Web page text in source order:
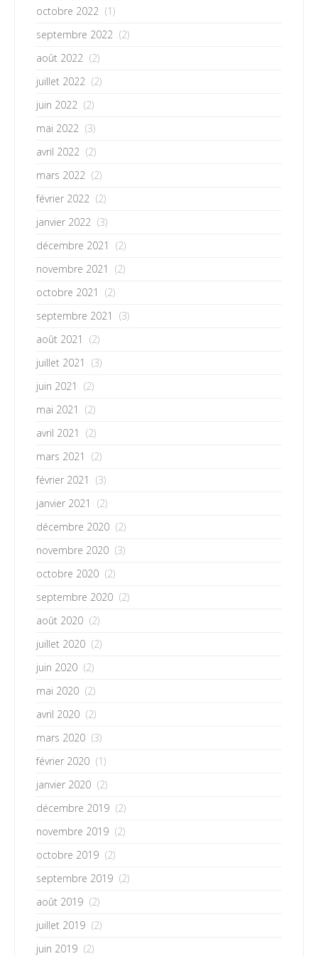
octobre 2022 (1)
septembre 2022 (2)
août 2022 (2)
juillet 2022 (2)
juin 2022 (2)
mai 2022 (3)
avril 2022 (2)
mars 2022 (2)
février 2022 (2)
janvier 2022 (3)
décembre 2021
(2)
novembre 2021
(2)
octobre 2021
(2)
septembre 2021
(3)
août 2021
(2)
juillet 2021
(3)
juin 2021
(2)
mai 2021
(2)
avril 2021
(2)
mars 2021
(2)
février 2021
(3)
janvier 2021
(2)
décembre 2020 (2)
novembre 2020 (3)
octobre 2020 (2)
septembre 2020 (2)
août 2020 (2)
juillet 2020 (2)
juin 2020 (2)
mai 2020 (2)
avril 2020 (2)
mars 2020 (3)
février 2020 (1)
janvier 2020 (2)
décembre 2019 (2)
novembre 2019 (2)
octobre 2019 (2)
septembre 2019 (2)
août 2019 (2)
juillet 2019 (2)
juin 2019 (2)